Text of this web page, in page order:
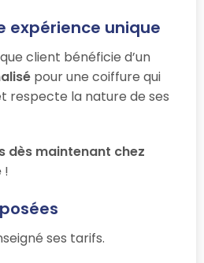
expérience unique
client bénéficie d’un
pour une coiffure qui
respecte la nature de ses
dès maintenant chez
!
ses tarifs.